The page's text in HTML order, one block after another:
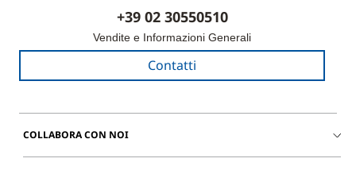
+39 02 30550510
Vendite e Informazioni Generali
Contatti
COLLABORA CON NOI